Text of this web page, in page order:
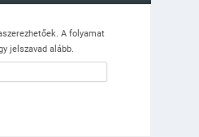
A folyamat
jelszavad alább.